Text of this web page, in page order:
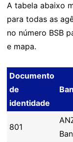
A tabela abaixo
para todas as
no número BSB
e mapa.
Documento
de
identidade
801